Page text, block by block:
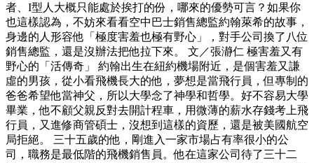
者、I型人大概只能處於挨打的份，哪來的優勢可言？如果你
也這樣認為，不妨來看看空中巴士銷售總監約翰萊希的故事，
身邊的人形容他「極度害羞也極有野心」，對手公司換了八位
銷售總監，還是沒辦法把他拉下來。 文／張瀞仁 極害羞又有
野心的「活傳奇」 約翰出生在紐約機場附近，是個害羞又謙
虛的男孩，從小看飛機長大的他，夢想是當飛行員，但專制的
爸爸希望他當神父，所以大學念了神學和哲學。好不容易大學
畢業，他不顧父親反對去開計程車，用微薄的薪水存錢考上飛
行員，又進修商管碩士，沒想到這樣的資歷，還是被美國航空
局拒絕。 三十五歲的他，剛進入一家市場占有率很小的公
司，職務是最低階的飛機銷售員。他在這家公司待了三十二